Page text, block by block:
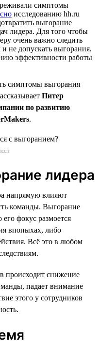
симптомы
исследованию hh.ru
выгорание
лидера. Для того чтобы
очень важно следить
не допускать выгорания,
эффективности работы
симптомы выгорания
Питер
по развитию
.
лидера
напрямую влияют
команды. Выгорание
фокус размоется
впопыхах, либо
Всё это в любом
происходит снижение
падает внимание
этого у сотрудников